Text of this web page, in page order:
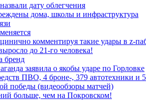
дату облегчения
дома, школы и инфраструктура
комментируя такие удары в z-
до 21-го человека!
бренд
заявила о якобы ударе по Горловке
ПВО, 4 броне-, 379 автотехники и
победы (видеообзоры матчей)
больше, чем на Покровском!